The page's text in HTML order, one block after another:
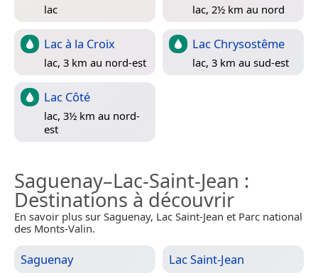
lac lac, 2½ km au nord
Lac à la Croix
lac, 3 km au nord-est
Lac Chrysostême
lac, 3 km au sud-est
Lac Côté
lac, 3½ km au nord-
est
Saguenay–Lac-Saint-Jean :
Destinations à découvrir
En savoir plus sur Saguenay, Lac Saint-Jean et Parc national
des Monts-Valin.
Saguenay Lac Saint-Jean